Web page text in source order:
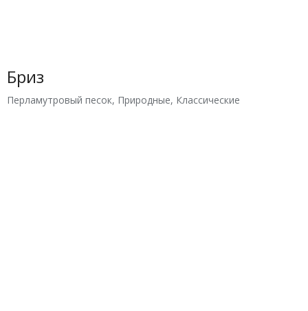
Бриз
Перламутровый песок, Природные, Классические